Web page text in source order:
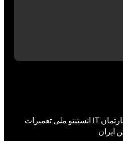
Copyright © 2026 | دپارتمان IT انستیتو ملی تعمیرات
ایران